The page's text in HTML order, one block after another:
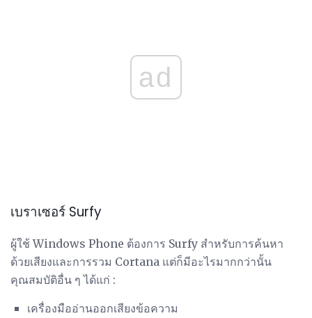
ad
เบราเซอร์ Surfy
ผู้ใช้ Windows Phone ต้องการ Surfy สำหรับการค้นหา
ด้วยเสียงและการรวม Cortana แต่ก็มีอะไรมากกว่านั้น
คุณสมบัติอื่น ๆ ได้แก่ :
เครื่องมืออ่านออกเสียงข้อความ